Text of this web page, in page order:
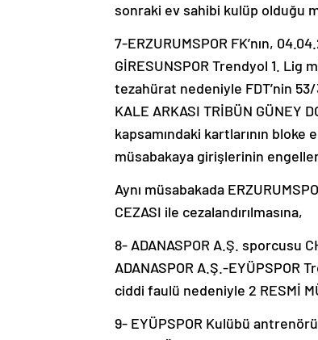
sonraki ev sahibi kulüp olduğu
7-ERZURUMSPOR FK’nın,
GİRESUNSPOR Trendyol 1. Lig
tezahürat nedeniyle FDT’nin
KALE ARKASI TRİBÜN
kapsamındaki kartlarının
müsabakaya girişlerinin
Aynı müsabakada
CEZASI ile cezalandırılmasına,
8- ADANASPOR A.Ş. sporcusu
ADANASPOR A.Ş.-EYÜPSPOR
ciddi faulü nedeniyle 2 RESMİ
9- EYÜPSPOR Kulübü